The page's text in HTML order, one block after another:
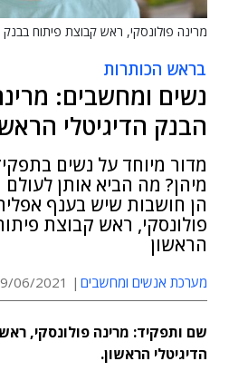
מרינה פולונסקי, ראש קבוצת פיתוח בבנק
בראש הכותרות
נשים ומחשבים:
הבנק הדיגיטלי
מדור מיוחד על נשים
מיהן? מה הביא אותן לעולם
הן חושבות שיש בענף
פולונסקי, ראש קבוצת
הראשון
מערכת אנשים ומחשבים 06/2021 12:28
שם ותפקיד: מרינה פולונסקי,
הדיגיטלי הראשון.